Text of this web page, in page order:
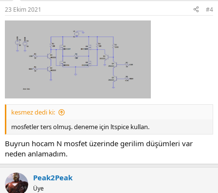
23 Ekim 2021 #4
kesmez dedi ki:
mosfetler ters olmuş. deneme için ltspice kullan.
Buyrun hocam N mosfet üzerinde gerilim düşümleri var
neden anlamadım.
Peak2Peak
Üye